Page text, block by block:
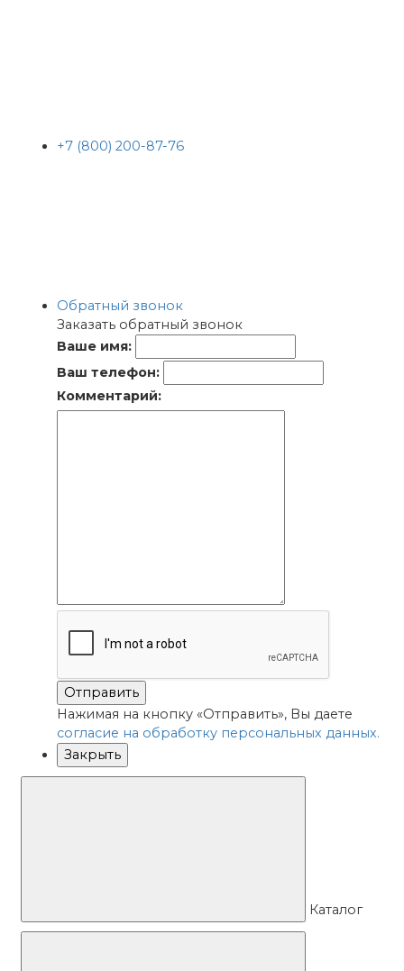
+7 (800) 200-87-76
Обратный звонок
Заказать обратный звонок
Ваше имя:
Ваш телефон:
Комментарий:
Отправить
Нажимая на кнопку «Отправить», Вы даете
согласие на обработку персональных данных.
Закрыть
Каталог